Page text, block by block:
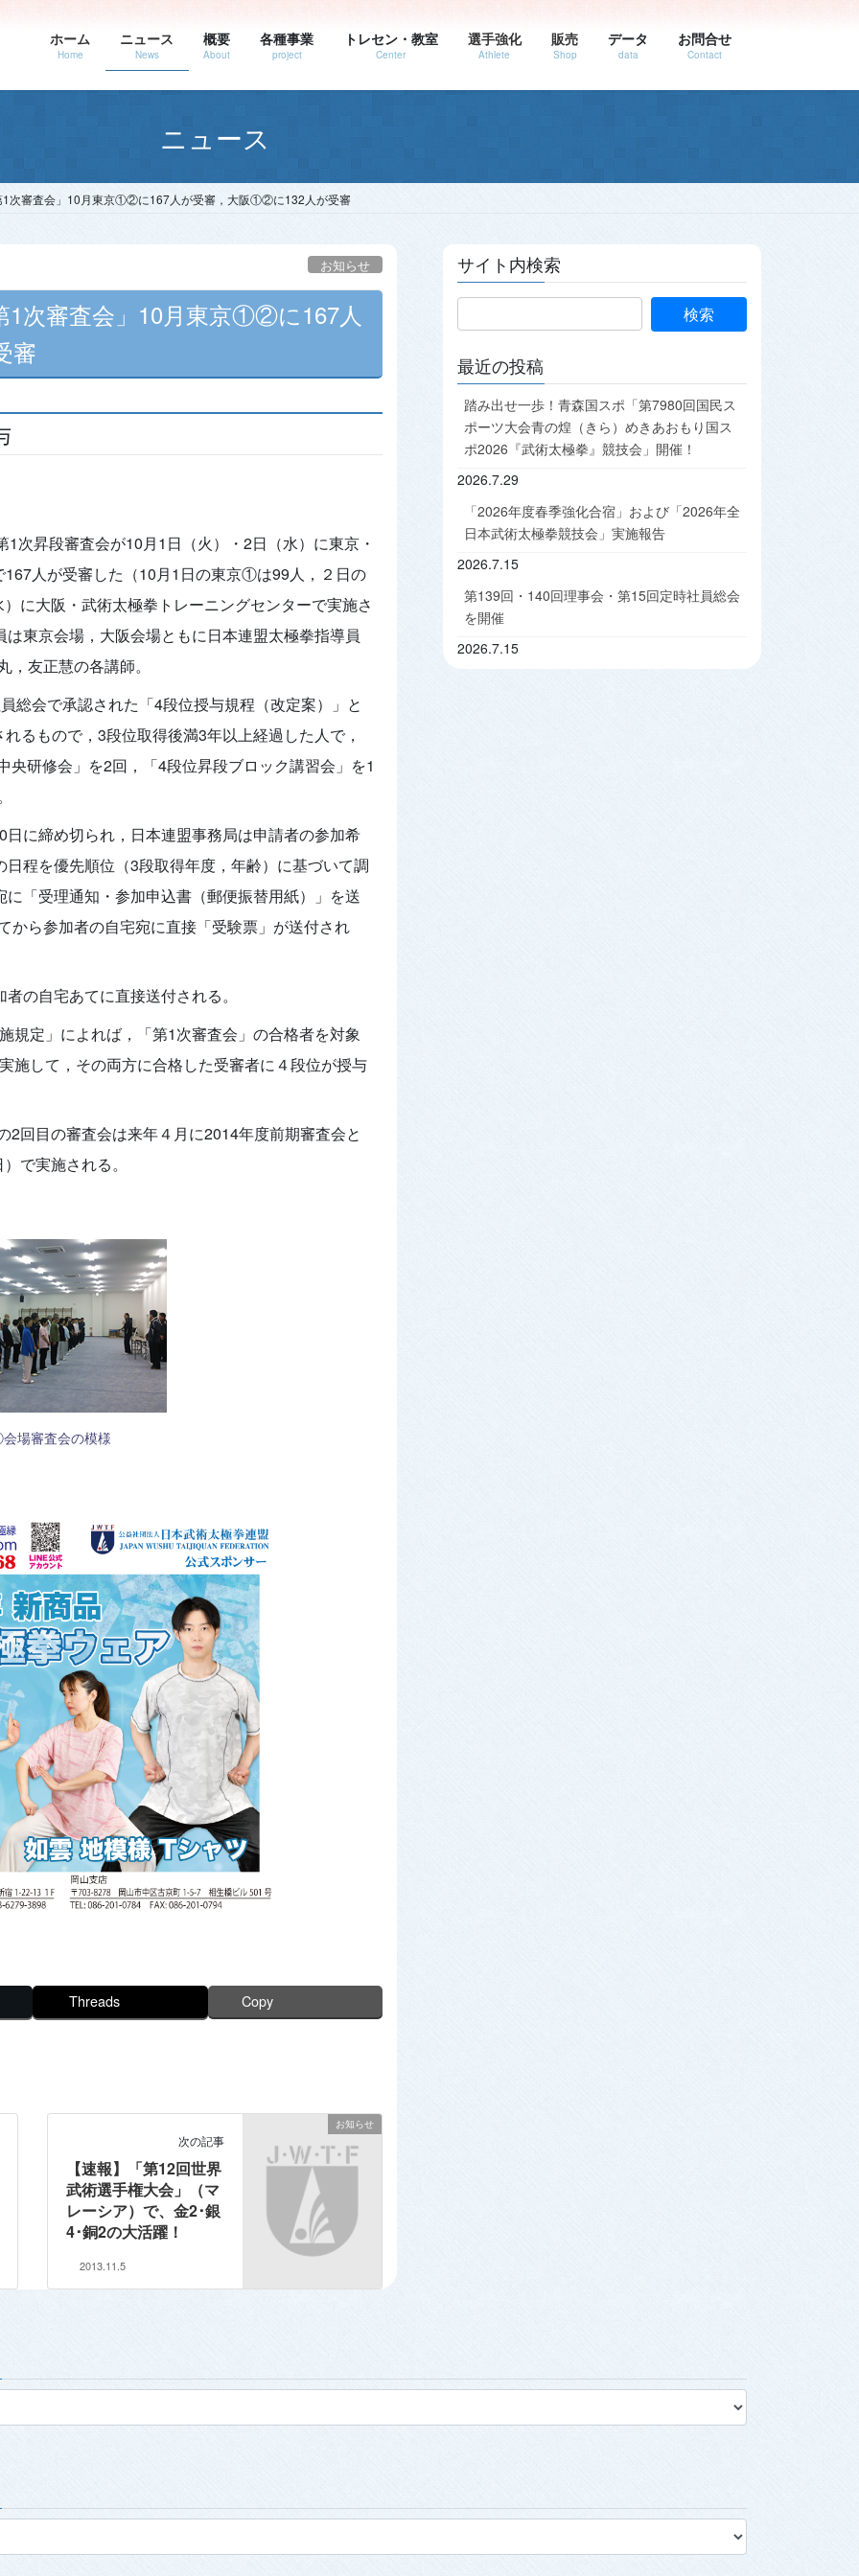
ホーム
Home
ニュース
News
概要
About
各種事業
project
トレセン・教室
Center
選手強化
Athlete
販売
Shop
データ
data
お問合せ
Contact
ニュース
1次審査会」10月東京①②に167人が受審，大阪①②に132人が受審
お知らせ
1次審査会」10月東京①②に167人
審
次昇段審査会が10月1日（火）・2日（水）に東京・
人が受審した（10月1日の東京①は99人，２日の
に大阪・武術太極拳トレーニングセンターで実施さ
東京会場，大阪会場ともに日本連盟太極拳指導員
友正慧の各講師。
総会で承認された「4段位授与規程（改定案）」と
るもので，3段位取得後満3年以上経過した人で，
研修会」を2回，「4段位昇段ブロック講習会」を1
に締め切られ，日本連盟事務局は申請者の参加希
程を優先順位（3段取得年度，年齢）に基づいて調
「受理通知・参加申込書（郵便振替用紙）」を送
から参加者の自宅宛に直接「受験票」が送付され
の自宅あてに直接送付される。
規定」によれば，「第1次審査会」の合格者を対象
施して，その両方に合格した受審者に４段位が授与
回目の審査会は来年４月に2014年度前期審査会と
で実施される。
場審査会の模様
Threads Copy
お知らせ
次の記事
【速報】「第12回世界
武術選手権大会」（マ
レーシア）で、金2･銀
4･銅2の大活躍！
2013.11.5
サイト内検索
最近の投稿
踏み出せ一歩！青森国スポ「第7980回国民ス
ポーツ大会青の煌（きら）めきあおもり国ス
ポ2026『武術太極拳』競技会」開催！
2026.7.29
「2026年度春季強化合宿」および「2026年全
日本武術太極拳競技会」実施報告
2026.7.15
第139回・140回理事会・第15回定時社員総会
を開催
2026.7.15